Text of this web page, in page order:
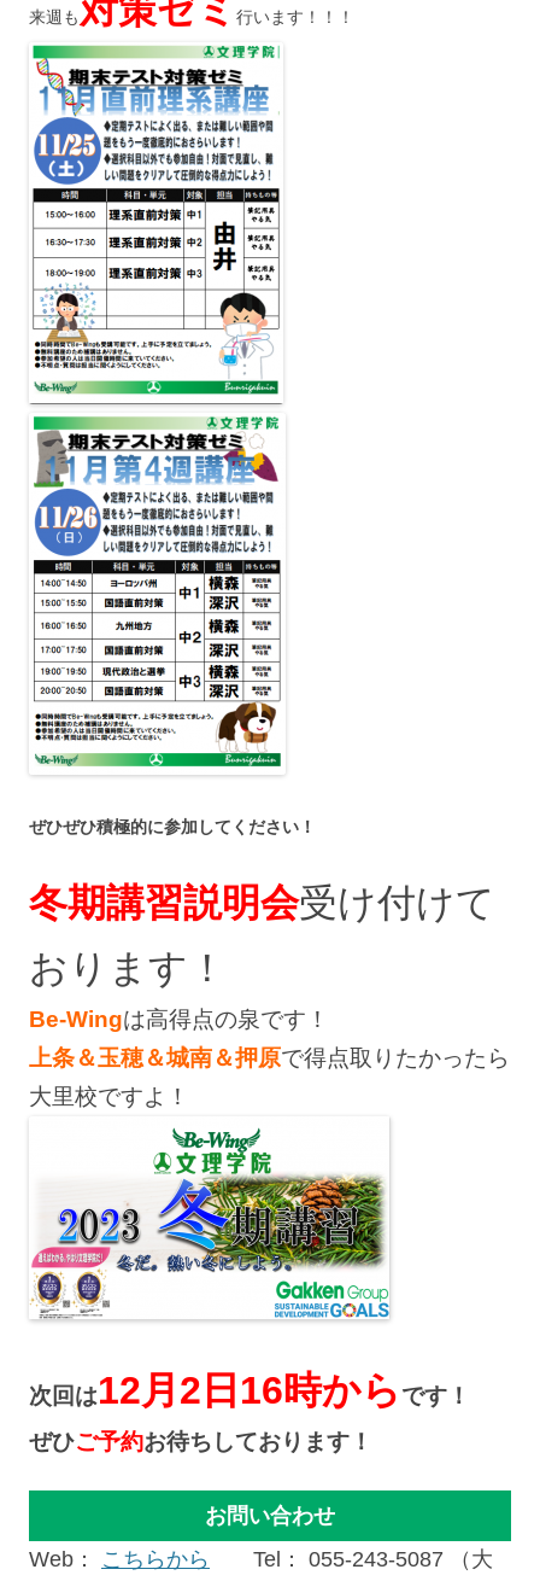
来週も 対策ゼミ 行います！！！
ぜひぜひ積極的に参加してください！
冬期講習説明会受け付けて
おります！
Be-Wingは高得点の泉です！
上条＆玉穂＆城南＆押原で得点取りたかったら
大里校ですよ！
次回は12月2日16時から です！
ぜひご予約お待ちしております！
お問い合わせ
Web： こちらから
Tel： 055-243-5087 （大